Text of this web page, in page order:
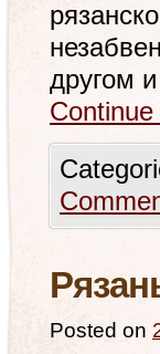
другом
Posted on